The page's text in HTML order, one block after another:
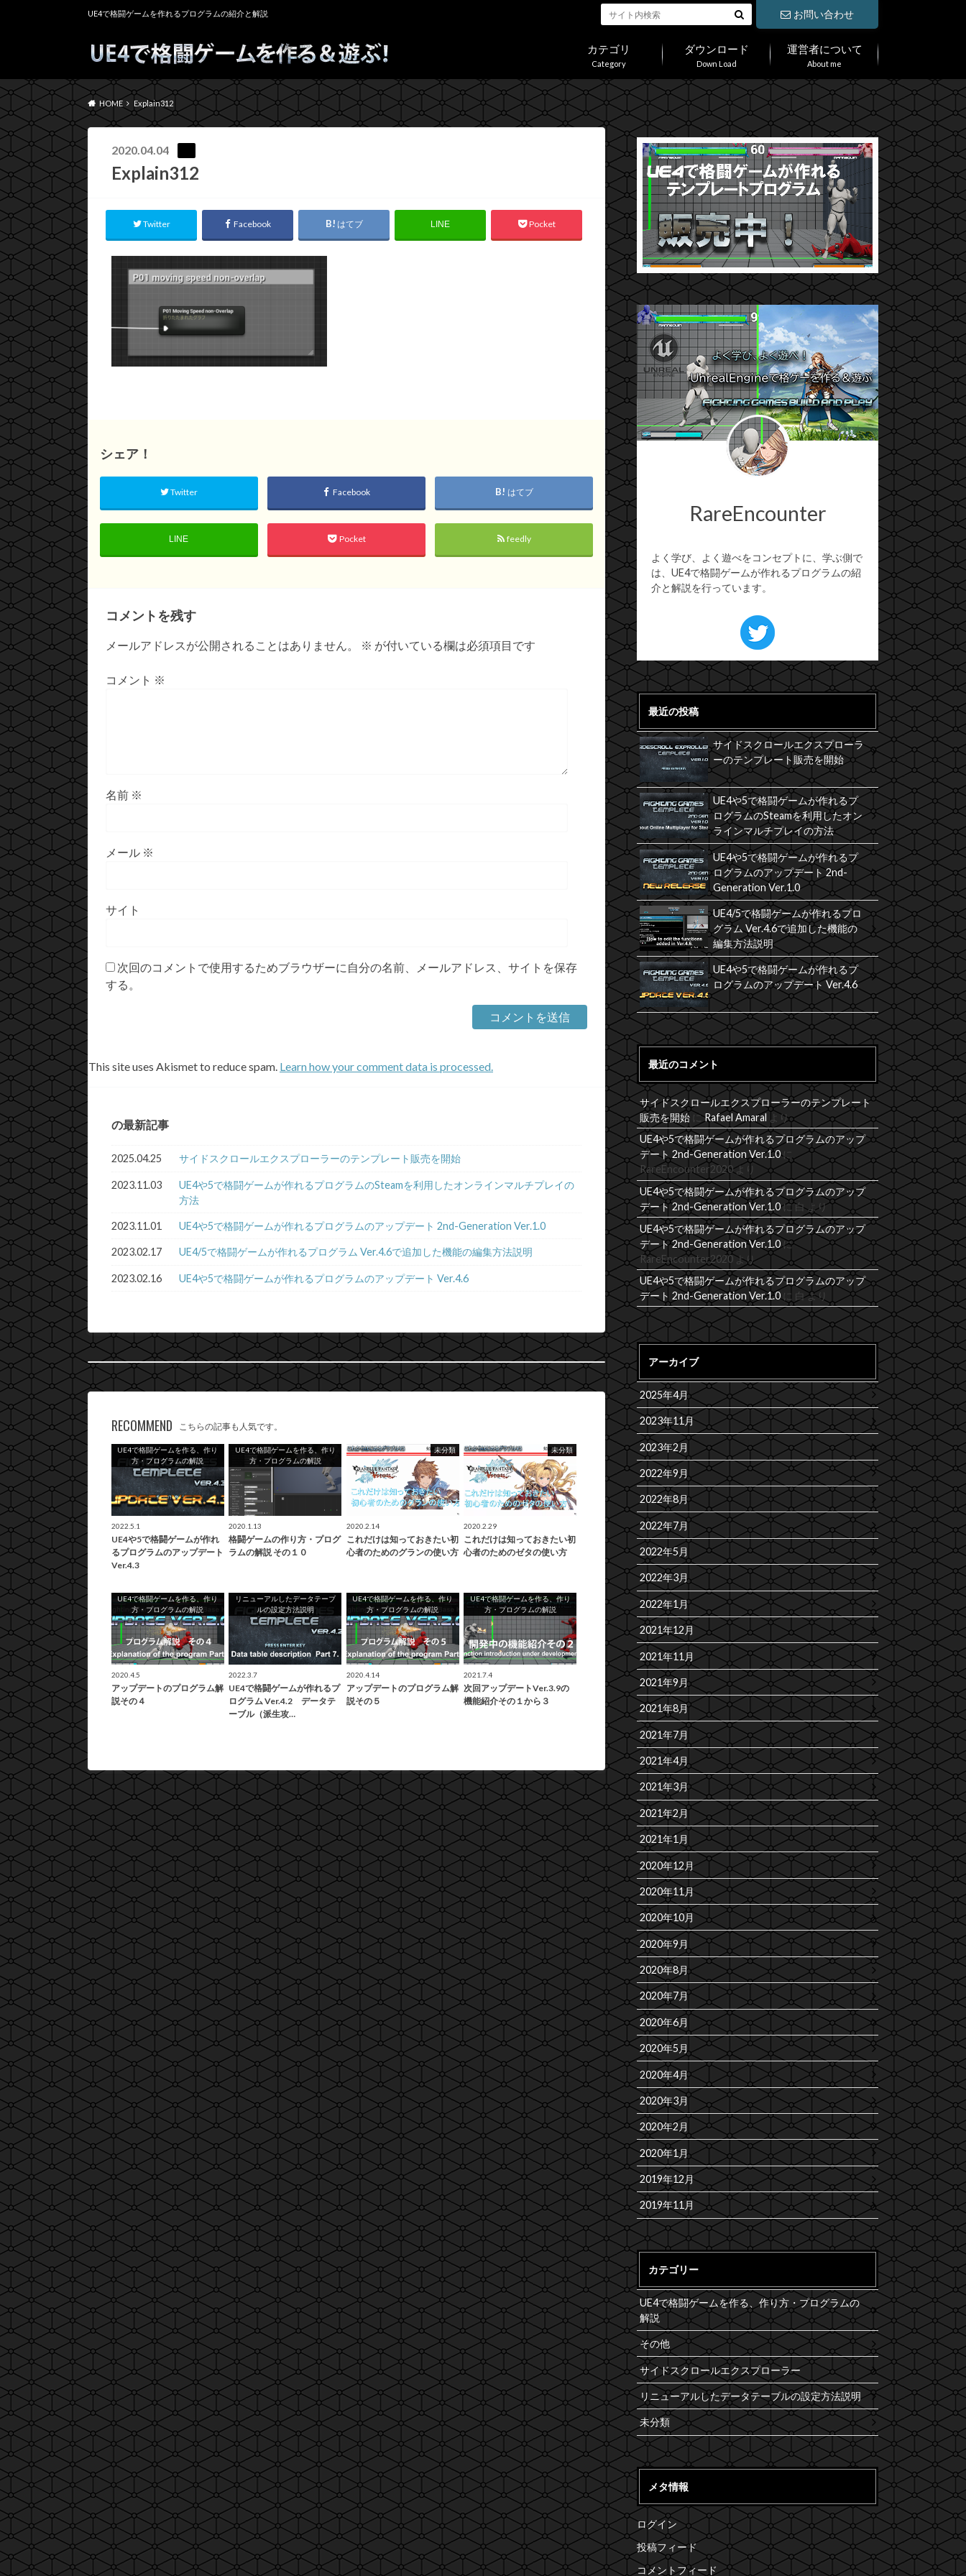
UE4で格闘ゲームを作れるプログラムの紹介と解説 お問い合わせ
Category
カテゴリ
Down Load
ダウンロード
About me
運営者について
HOME Explain312
2020.04.04
Explain312
Twitter Facebook はてブ LINE Pocket
シェア！
Twitter Facebook はてブ
LINE Pocket feedly
コメントを残す
メールアドレスが公開されることはありません。 ※ が付いている欄は必須項目です
コメント ※
名前 ※
メール ※
サイト
次回のコメントで使用するためブラウザーに自分の名前、メールアドレス、サイトを保存
する。
This site uses Akismet to reduce spam. Learn how your comment data is processed.
の最新記事
2025.04.25 サイドスクロールエクスプローラーのテンプレート販売を開始
2023.11.03
UE4や5で格闘ゲームが作れるプログラムのSteamを利用したオンラインマルチプレイの
方法
2023.11.01 UE4や5で格闘ゲームが作れるプログラムのアップデート 2nd-Generation Ver.1.0
2023.02.17 UE4/5で格闘ゲームが作れるプログラム Ver.4.6で追加した機能の編集方法説明
2023.02.16 UE4や5で格闘ゲームが作れるプログラムのアップデート Ver.4.6
RECOMMEND こちらの記事も人気です。
UE4で格闘ゲームを作る、作り
方・プログラムの解説
2022.5.1
UE4や5で格闘ゲームが作れ
るプログラムのアップデート
Ver.4.3
UE4で格闘ゲームを作る、作り
方・プログラムの解説
2020.1.13
格闘ゲームの作り方・プログ
ラムの解説 その１０
未分類
2020.2.14
これだけは知っておきたい初
心者のためのグランの使い方
未分類
2020.2.29
これだけは知っておきたい初
心者のためのゼタの使い方
UE4で格闘ゲームを作る、作り
方・プログラムの解説
2020.4.5
アップデートのプログラム解
説その４
リニューアルしたデータテーブ
ルの設定方法説明
2022.3.7
UE4で格闘ゲームが作れるプ
ログラム Ver.4.2 データテ
ーブル（派生攻…
UE4で格闘ゲームを作る、作り
方・プログラムの解説
2020.4.14
アップデートのプログラム解
説その５
UE4で格闘ゲームを作る、作り
方・プログラムの解説
2021.7.4
次回アップデートVer.3.9の
機能紹介その１から３
RareEncounter
よく学び、よく遊べをコンセプトに、学ぶ側で
は、UE4で格闘ゲームが作れるプログラムの紹
介と解説を行っています。
最近の投稿
サイドスクロールエクスプローラ
ーのテンプレート販売を開始
UE4や5で格闘ゲームが作れるプ
ログラムのSteamを利用したオン
ラインマルチプレイの方法
UE4や5で格闘ゲームが作れるプ
ログラムのアップデート 2nd-
Generation Ver.1.0
UE4/5で格闘ゲームが作れるプロ
グラム Ver.4.6で追加した機能の
編集方法説明
UE4や5で格闘ゲームが作れるプ
ログラムのアップデート Ver.4.6
最近のコメント
サイドスクロールエクスプローラーのテンプレート
販売を開始 にRafael Amaral より
UE4や5で格闘ゲームが作れるプログラムのアップ
デート 2nd-Generation Ver.1.0に
RareEncounter2020より
UE4や5で格闘ゲームが作れるプログラムのアップ
デート 2nd-Generation Ver.1.0に白より
UE4や5で格闘ゲームが作れるプログラムのアップ
デート 2nd-Generation Ver.1.0に
RareEncounter2020より
UE4や5で格闘ゲームが作れるプログラムのアップ
デート 2nd-Generation Ver.1.0に 白より
アーカイブ
2025年4月
2023年11月
2023年2月
2022年9月
2022年8月
2022年7月
2022年5月
2022年3月
2022年1月
2021年12月
2021年11月
2021年9月
2021年8月
2021年7月
2021年4月
2021年3月
2021年2月
2021年1月
2020年12月
2020年11月
2020年10月
2020年9月
2020年8月
2020年7月
2020年6月
2020年5月
2020年4月
2020年3月
2020年2月
2020年1月
2019年12月
2019年11月
カテゴリー
UE4で格闘ゲームを作る、作り方・プログラムの
解説
その他
サイドスクロールエクスプローラー
リニューアルしたデータテーブルの設定方法説明
未分類
メタ情報
ログイン
投稿フィード
コメントフィード